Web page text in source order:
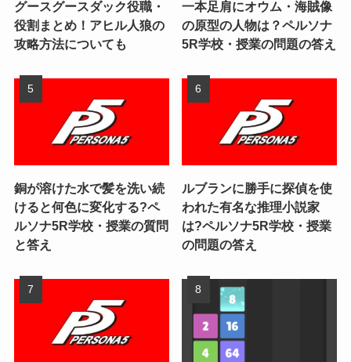
グースグースダック役職・
役割まとめ！アヒル人狼の
攻略方法についても
一本足肩にオウム・海賊像
の原型の人物は？ペルソナ
5R学校・授業の問題の答え
銅が溶けた水で髪を洗い続
けると何色に変化する?ペ
ルソナ5R学校・授業の質問
と答え
ルブランに勝手に探偵を使
われた有名な推理小説家
は?ペルソナ5R学校・授業
の問題の答え